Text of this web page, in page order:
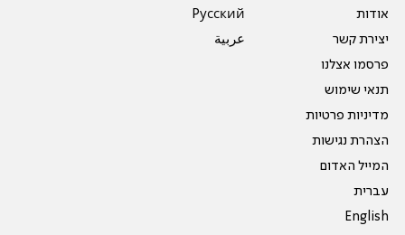
אודות
יצירת קשר
פרסמו אצלנו
תנאי שימוש
מדיניות פרטיות
הצהרת נגישות
המייל האדום
עברית
English
Pусский
عربية